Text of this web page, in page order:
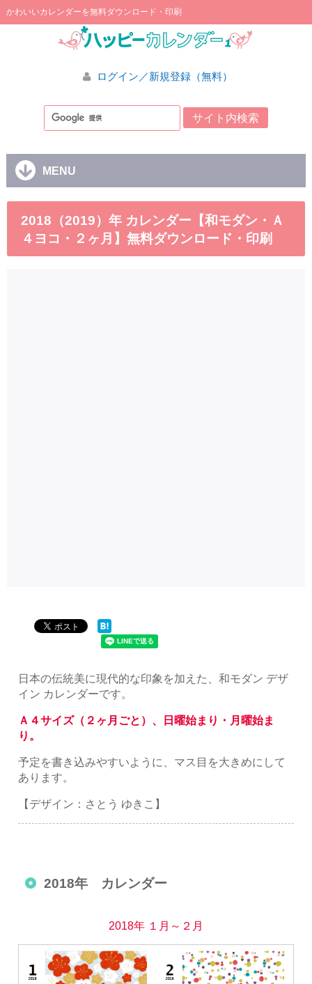
かわいいカレンダーを無料ダウンロード・印刷
ログイン／新規登録（無料）
MENU
2018（2019）年 カレンダー【和モダン・Ａ
４ヨコ・２ヶ月】無料ダウンロード・印刷
日本の伝統美に現代的な印象を加えた、和モダン デザ
イン カレンダーです。
Ａ４サイズ（２ヶ月ごと）、日曜始まり・月曜始ま
り。
予定を書き込みやすいように、マス目を大きめにして
あります。
【デザイン：さとう ゆきこ】
2018年 カレンダー
2018年 １月～２月